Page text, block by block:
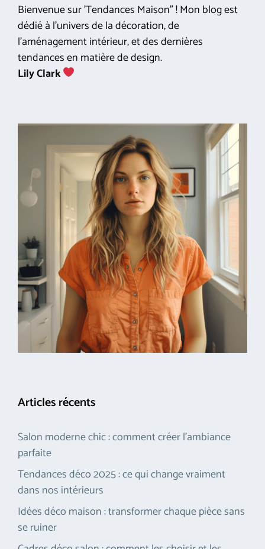
Bienvenue sur 'Tendances Maison" ! Mon blog est
dédié à l'univers de la décoration, de
l'aménagement intérieur, et des dernières
tendances en matière de design.
Lily Clark
Articles récents
Salon moderne chic : comment créer l’ambiance
parfaite
Tendances déco 2025 : ce qui change vraiment
dans nos intérieurs
Idées déco maison : transformer chaque pièce sans
se ruiner